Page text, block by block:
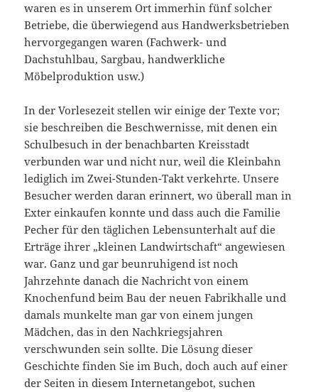
waren es in unserem Ort immerhin fünf solcher
Betriebe, die überwiegend aus Handwerksbetrieben
hervorgegangen waren (Fachwerk- und
Dachstuhlbau, Sargbau, handwerkliche
Möbelproduktion usw.)
In der Vorlesezeit stellen wir einige der Texte vor;
sie beschreiben die Beschwernisse, mit denen ein
Schulbesuch in der benachbarten Kreisstadt
verbunden war und nicht nur, weil die Kleinbahn
lediglich im Zwei-Stunden-Takt verkehrte. Unsere
Besucher werden daran erinnert, wo überall man in
Exter einkaufen konnte und dass auch die Familie
Pecher für den täglichen Lebensunterhalt auf die
Erträge ihrer „kleinen Landwirtschaft“ angewiesen
war. Ganz und gar beunruhigend ist noch
Jahrzehnte danach die Nachricht von einem
Knochenfund beim Bau der neuen Fabrikhalle und
damals munkelte man gar von einem jungen
Mädchen, das in den Nachkriegsjahren
verschwunden sein sollte. Die Lösung dieser
Geschichte finden Sie im Buch, doch auch auf einer
der Seiten in diesem Internetangebot, suchen